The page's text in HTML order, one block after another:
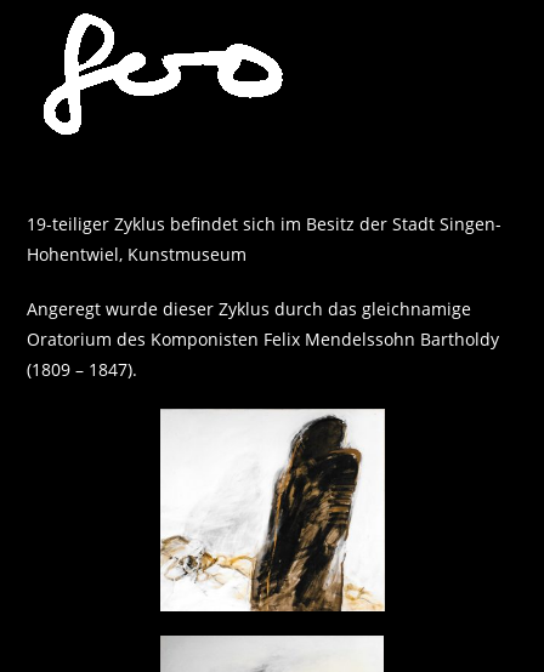
springen
19-teiliger Zyklus befindet sich im Besitz der Stadt Singen-
Hohentwiel, Kunstmuseum
Angeregt wurde dieser Zyklus durch das gleichnamige
Oratorium des Komponisten Felix Mendelssohn Bartholdy
(1809 – 1847).